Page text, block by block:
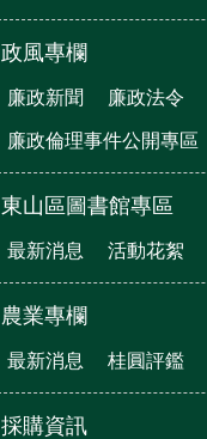
政風專欄
廉政新聞 廉政法令
廉政倫理事件公開專區
東山區圖書館專區
最新消息 活動花絮
農業專欄
最新消息 桂圓評鑑
採購資訊